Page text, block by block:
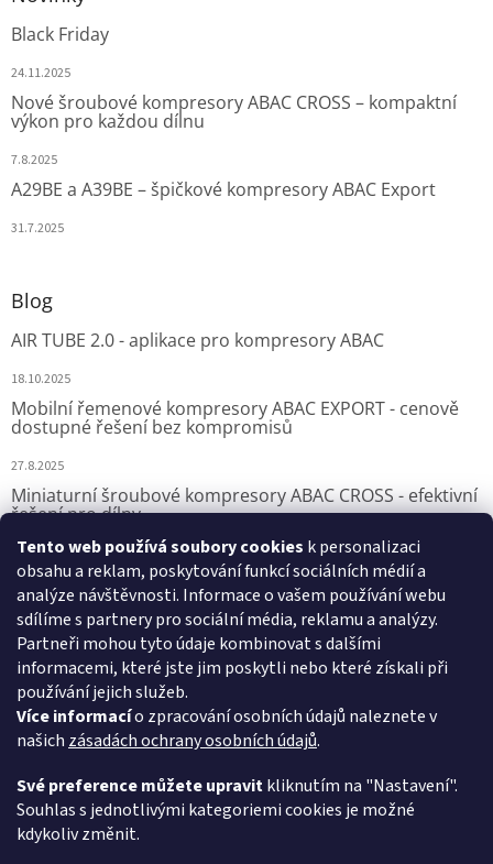
Tento web používá soubory cookies k personalizaci
obsahu a reklam, poskytování funkcí sociálních médií a
analýze návštěvnosti. Informace o vašem používání webu
sdílíme s partnery pro sociální média, reklamu a analýzy.
Partneři mohou tyto údaje kombinovat s dalšími
informacemi, které jste jim poskytli nebo které získali při
používání jejich služeb.
Více informacío zpracování osobních údajů naleznete v
našich zásadách ochrany osobních údajů.
Své preference můžete upravitkliknutím na "Nastavení".
Souhlas s jednotlivými kategoriemi cookies je možné
kdykoliv změnit.
Black Friday
24.11.2025
Nové šroubové kompresory ABAC CROSS – kompaktní
výkon pro každou dílnu
7.8.2025
A29BE a A39BE – špičkové kompresory ABAC Export
31.7.2025
Blog
AIR TUBE 2.0 - aplikace pro kompresory ABAC
18.10.2025
Mobilní řemenové kompresory ABAC EXPORT - cenově
dostupné řešení bez kompromisů
27.8.2025
Miniaturní šroubové kompresory ABAC CROSS - efektivní
řešení pro dílny
7.8.2025
Přijímáme online platby